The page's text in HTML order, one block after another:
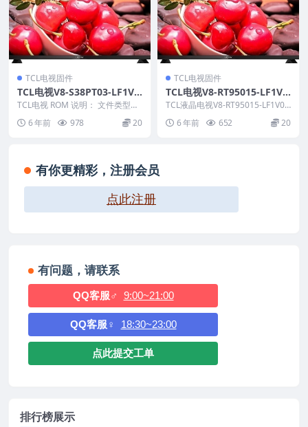
TCL电视固件
TCL电视V8-S38PT03-LF1V0
08版本强刷电视固件包下载
TCL电视 ROM 说明： 文件类型：
bin 适用机芯：S38PT03 适用机
型...6 年前 978 20
TCL电视固件
TCL电视V8-RT95015-LF1V0
26版本刷机固件升级包
TCL液晶电视V8-RT95015-LF1V02
6 年前 652 20
有你更精彩，注册会员
点此注册
有问题，请联系
QQ客服♂ 9:00~21:00
QQ客服♀ 18:30~23:00
点此提交工单
排行榜展示